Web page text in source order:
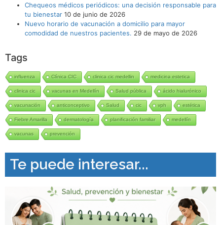
Chequeos médicos periódicos: una decisión responsable para
tu bienestar 10 de junio de 2026
Nuevo horario de vacunación a domicilio para mayor
comodidad de nuestros pacientes. 29 de mayo de 2026
Tags
influenza Clínica CIC clinica cic medellin medicina estetica
clinica cic vacunas en Medellín Salud pública ácido hialurónico
vacunación anticonceptivo Salud cic vph estética
Fiebre Amarilla dermatología planificación familiar medellín
vacunas prevención
Te puede interesar...